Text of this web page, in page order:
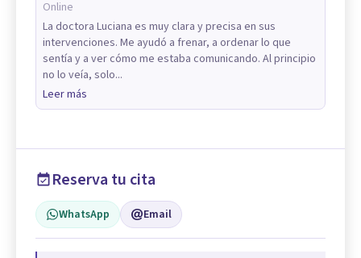
Online
La doctora Luciana es muy clara y precisa en sus
intervenciones. Me ayudó a frenar, a ordenar lo que
sentía y a ver cómo me estaba comunicando. Al principio
no lo veía, solo...
Leer más
Reserva tu cita
WhatsApp Email